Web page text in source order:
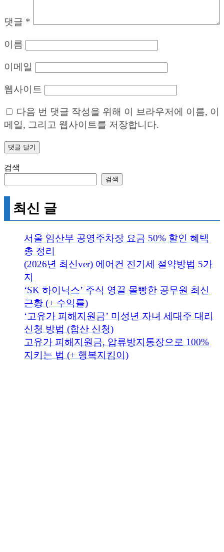
댓글 *
이름
이메일
웹사이트
다음 번 댓글 작성을 위해 이 브라우저에 이름, 이
메일, 그리고 웹사이트를 저장합니다.
검색
검색
최신 글
서울 임산부 공영주차장 요금 50% 할인 혜택
총 정리
(2026년 최신ver) 에어컨 전기세 절약방법 5가
지
‘SK 하이닉스’ 주식 영끌 몰빵한 공무원 최신
근황 (+ 수익률)
‘고유가 피해지원금’ 미성년 자녀 세대주 대리
신청 방법 (합산 신청)
고유가 피해지원금, 압류방지통장으로 100%
지키는 법 (+ 행복지킴이)